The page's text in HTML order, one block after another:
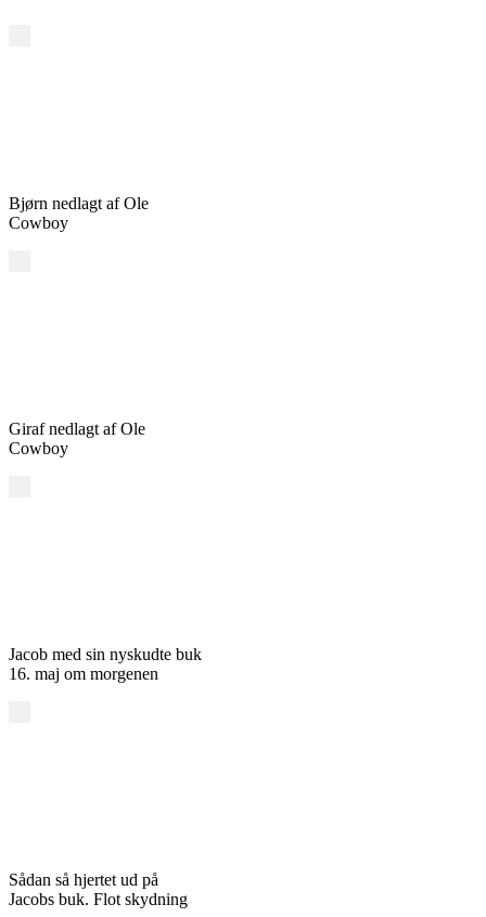
Bjørn nedlagt af Ole
Cowboy
Giraf nedlagt af Ole
Cowboy
Jacob med sin nyskudte buk
16. maj om morgenen
Sådan så hjertet ud på
Jacobs buk. Flot skydning